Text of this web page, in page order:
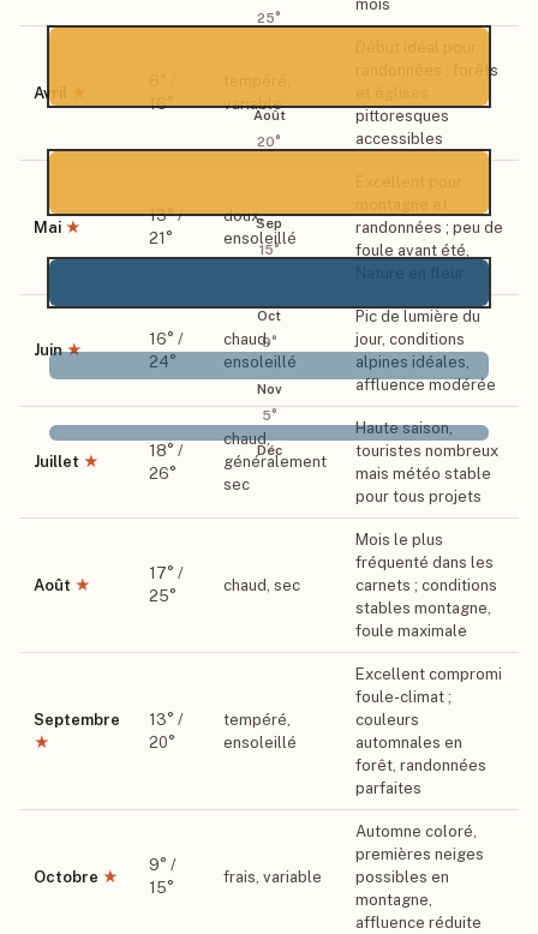
25°
Août
20°
Sep
15°
Oct
9°
Nov
5°
Déc
mois
Avril
16°
variable
randonnées ; forêts
pittoresques
accessibles
Mai ★
13° /
21 °
doux,
ensoleillé
randonnées ; peu de
foule avant été,
Juin ★
16° /
24°
chaud,
ensoleillé
Pic de lumière du
jour, conditions
alpines idéales,
affluence modérée
Juillet ★
18° /
26°
chaud,
généralement
sec
Haute saison,
touristes nombreux
mais météo stable
pour tous projets
Août ★
17° /
25°
chaud, sec
Mois le plus
fréquenté dans les
carnets ; conditions
stables montagne,
foule maximale
Septembre
★
13° /
20°
tempéré,
ensoleillé
Excellent compromi
foule-climat ;
couleurs
automnales en
forêt, randonnées
parfaites
Octobre ★
9° /
15°
frais, variable
Automne coloré,
premières neiges
possibles en
montagne,
affluence réduite